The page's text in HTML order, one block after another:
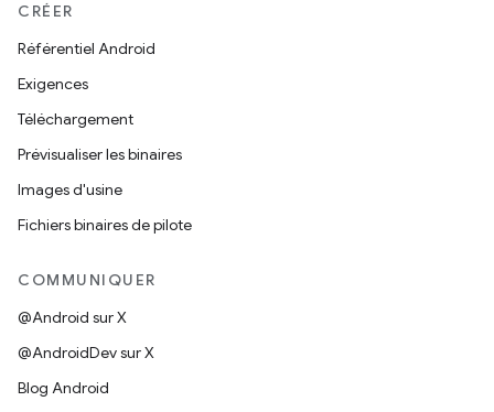
CRÉER
Référentiel Android
Exigences
Téléchargement
Prévisualiser les binaires
Images d'usine
Fichiers binaires de pilote
COMMUNIQUER
@Android sur X
@AndroidDev sur X
Blog Android